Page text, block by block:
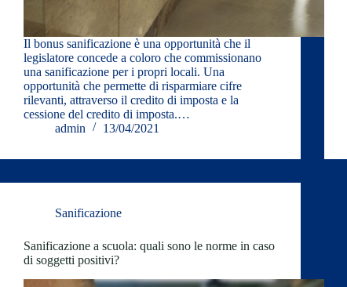
Il bonus sanificazione è una opportunità che il
legislatore concede a coloro che commissionano
una sanificazione per i propri locali. Una
opportunità che permette di risparmiare cifre
rilevanti, attraverso il credito di imposta e la
cessione del credito di imposta.…
admin
13/04/2021
Sanificazione
Sanificazione a scuola: quali sono le norme in caso
di soggetti positivi?